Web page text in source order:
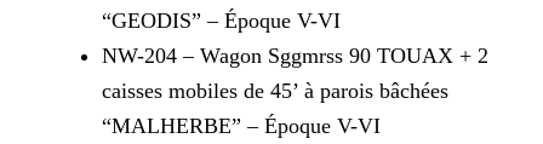
“GEODIS” – Époque V-VI
NW-204 – Wagon Sggmrss 90 TOUAX + 2
caisses mobiles de 45’ à parois bâchées
“MALHERBE” – Époque V-VI